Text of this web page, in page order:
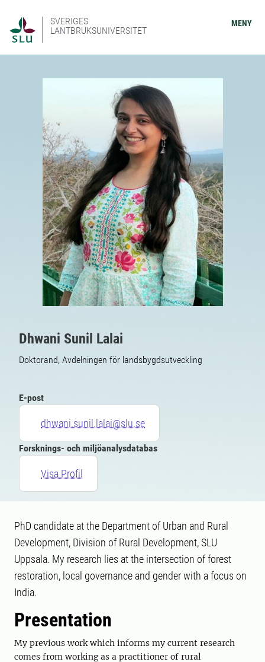
SVERIGES
LANTBRUKSUNIVERSITET
MENY
Dhwani Sunil Lalai
Doktorand, Avdelningen för landsbygdsutveckling
E-post
dhwani.sunil.lalai@slu.se
Forsknings- och miljöanalysdatabas
Visa Profil
PhD candidate at the Department of Urban and Rural
Development, Division of Rural Development, SLU
Uppsala. My research lies at the intersection of forest
restoration, local governance and gender with a focus on
India.
Presentation
My previous work which informs my current research
comes from working as a practitioner of rural